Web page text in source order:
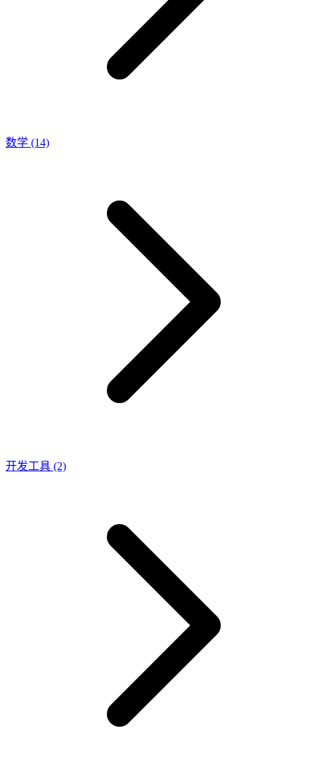
数学 (14)
开发工具 (2)